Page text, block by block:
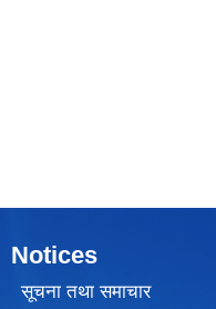
Notices
सूचना तथा समाचार